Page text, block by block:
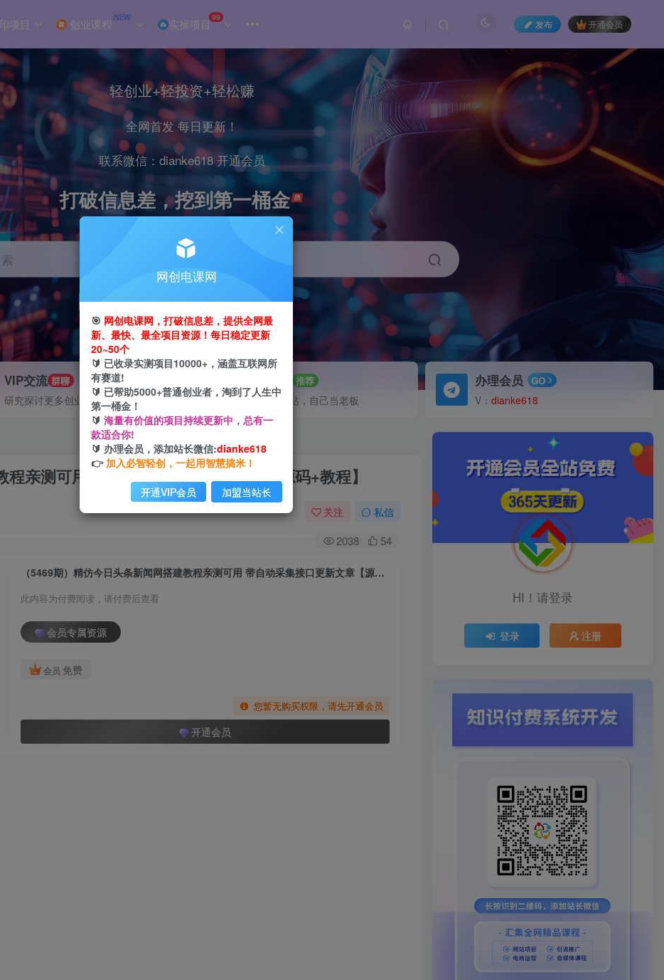
项目 创业课程 NEW 实操项目99
发布 开通会员
轻创业+轻投资+轻松赚
全网首发 每日更新！
联系微信：dianke618 开通会员
打破信息差，挖到第一桶金
引流 抖音 小红书 直播 剪辑 电商
VIP交流 群聊
研究探讨更多创业项目路子。
推荐
搭建同款网站，自己当老板
办理会员 GO
V： dianke618
程亲测可用 带自动采集接口更新文章【源码+教程】
关注 私信
2038 54
（5469期）精仿今日头条新闻网搭建教程亲测可用 带自动采集接口更新文章【源码+教程】
此内容为付费阅读，请付费后查看
会员专属资源
会员 免费
您暂无购买权限，请先开通会员
开通会员
HI！请登录
登录 注册
网创电课网
🎯 网创电课网，打破信息差，提供全网最
新、最快、最全项目资源！每日稳定更新
20~50个
🔰 已收录实测项目10000+，涵盖互联网所
有赛道!
🔰 已帮助5000+普通创业者，淘到了人生中
第一桶金！
🔰 海量有价值的项目持续更新中，总有一
款适合你!
🔰 办理会员，添加站长微信:dianke618
👉 加入必智轻创，一起用智慧搞米！
开通VIP会员 加盟当站长